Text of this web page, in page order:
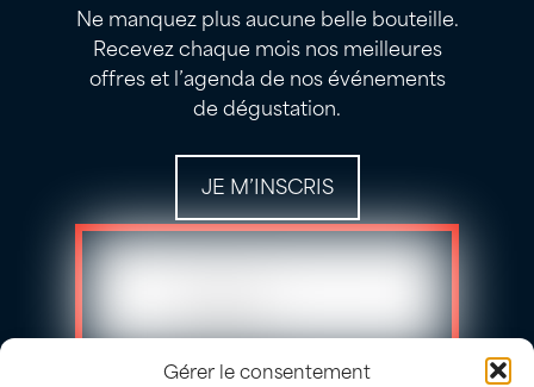
Gérer le consentement
Ne manquez plus aucune belle bouteille.
Recevez chaque mois nos meilleures
offres et l’agenda de nos événements
de dégustation.
JE M’INSCRIS